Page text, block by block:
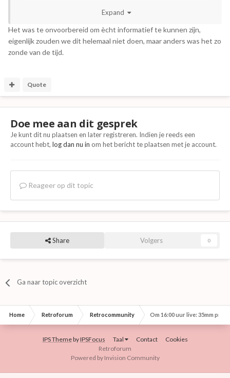
Expand
Het was te onvoorbereid om ècht informatief te kunnen zijn,
eigenlijk zouden we dit helemaal niet doen, maar anders was het zo
zonde van de tijd.
Quote
Doe mee aan dit gesprek
Je kunt dit nu plaatsen en later registreren. Indien je reeds een
account hebt, log dan nu in om het bericht te plaatsen met je account.
Reageer op dit topic
Share Volgers 0
Ga naar topic overzicht
Home Retroforum Retrocommunity Om 16:00 uur live: 35mm
IPS ThemebyIPSFocus Taal Contact
Cookies
Retroforum
Powered by Invision Community